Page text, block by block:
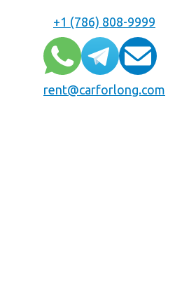
+1 (786) 808-9999
rent@carforlong.com